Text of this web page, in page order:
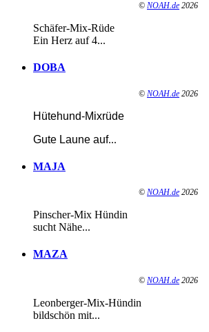
© NOAH.de 2026
Schäfer-Mix-Rüde
Ein Herz auf 4...
DOBA
© NOAH.de 2026
Hütehund-Mixrüde
Gute Laune auf...
MAJA
© NOAH.de 2026
Pinscher-Mix Hündin
sucht Nähe...
MAZA
© NOAH.de 2026
Leonberger-Mix-Hündin
bildschön mit...